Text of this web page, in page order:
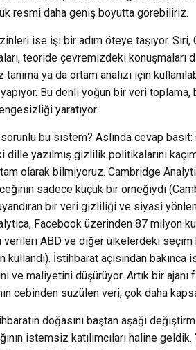
resmi daha geniş boyutta görebiliriz.
ise işi bir adım öteye taşıyor.
teoride çevremizdeki
tanıma ya da ortam analizi için
Bu denli yoğun bir veri
yaratıyor.
bu sistem? Aslında cevap basit:
dille yazılmış gizlilik politikalarını
tam olarak bilmiyoruz. Cambridge
sadece küçük bir örneğiydi
bir veri gizliliği ve siyasi
Facebook üzerinden 87 milyon
verileri ABD ve diğer ülkelerdeki
İstihbarat açısından
ve maliyetini düşürüyor. Artık bir
cebinden süzülen veri, çok daha
doğasını baştan aşağı
istemsiz katılımcıları haline